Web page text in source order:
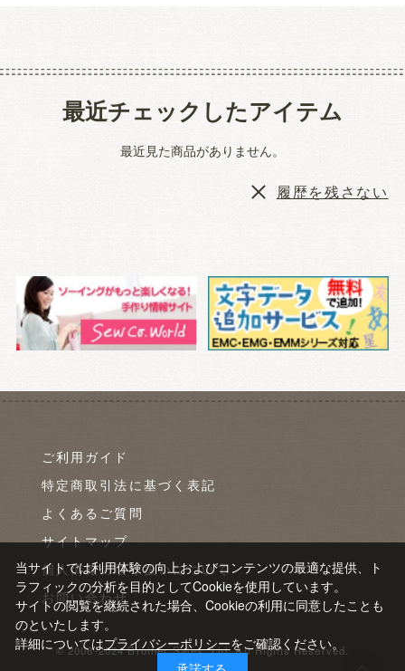
最近チェックしたアイテム
最近見た商品がありません。
履歴を残さない
ご利用ガイド
特定商取引法に基づく表記
よくあるご質問
サイトマップ
個人情報の取り扱いについて
お問い合わせ
© 2008-2024 Brother Sales, Ltd. All Rights Reserved.
当サイトでは利用体験の向上およびコンテンツの最適な提供、ト
ラフィックの分析を目的としてCookieを使用しています。
サイトの閲覧を継続された場合、Cookieの利用に同意したことも
のといたします。
詳細についてはプライバシーポリシーをご確認ください。